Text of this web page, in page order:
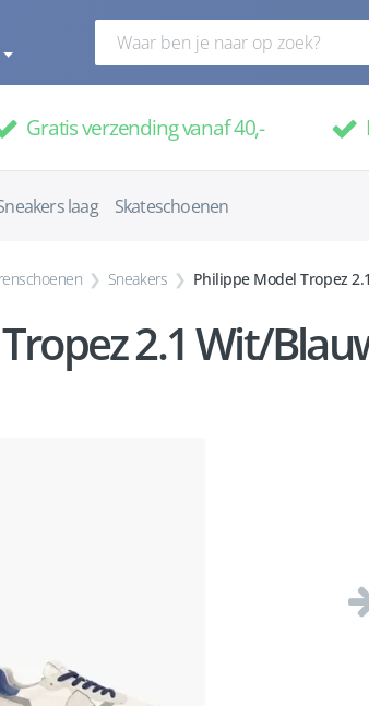
Gratis verzending vanaf 40,-
laag Skateschoenen
Sneakers Philippe Model Tropez
2.1 Wit/